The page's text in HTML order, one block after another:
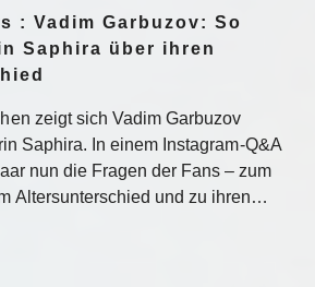
: Vadim Garbuzov: So
Saphira über ihren
zeigt sich Vadim Garbuzov
Saphira. In einem Instagram-Q&A
nun die Fragen der Fans – zum
Altersunterschied und zu ihren…